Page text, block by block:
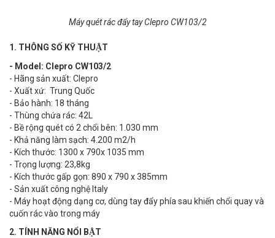
Máy quét rác đẩy tay Clepro CW103/2
1. THÔNG SỐ KỸ THUẬT
- Model: Clepro CW103/2
- Hãng sản xuất: Clepro
- Xuất xứ: Trung Quốc
- Bảo hành: 18 tháng
- Thùng chứa rác: 42L
- Bề rộng quét có 2 chổi bên: 1.030 mm
- Khả năng làm sạch: 4.200 m2/h
- Kích thước: 1300 x 790x 1035 mm
- Trọng lượng: 23,8kg
- Kích thước gấp gọn: 890 x 790 x 385mm
- Sản xuất công nghệ Italy
- Máy hoạt động dạng cơ, dùng tay đẩy phía sau khiến chổi quay và
cuốn rác vào trong máy
2. TÍNH NĂNG NỔI BẬT